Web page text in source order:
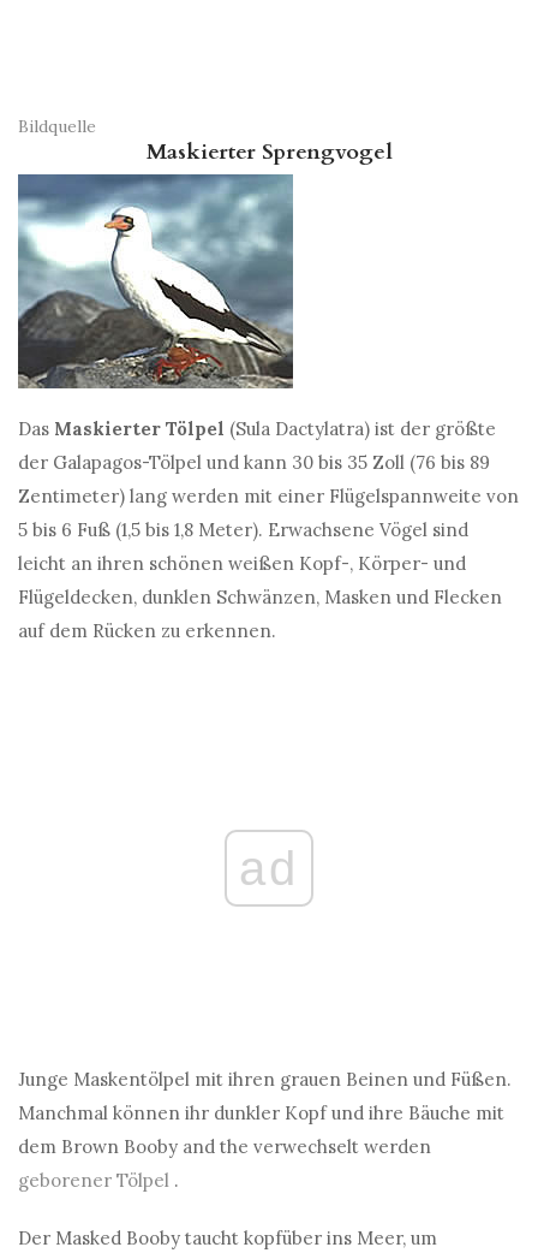
Bildquelle
Maskierter Sprengvogel
Das Maskierter Tölpel (Sula Dactylatra) ist der größte
der Galapagos-Tölpel und kann 30 bis 35 Zoll (76 bis 89
Zentimeter) lang werden mit einer Flügelspannweite von
5 bis 6 Fuß (1,5 bis 1,8 Meter). Erwachsene Vögel sind
leicht an ihren schönen weißen Kopf-, Körper- und
Flügeldecken, dunklen Schwänzen, Masken und Flecken
auf dem Rücken zu erkennen.
ad
Junge Maskentölpel mit ihren grauen Beinen und Füßen.
Manchmal können ihr dunkler Kopf und ihre Bäuche mit
dem Brown Booby and the verwechselt werden
geborener Tölpel .
Der Masked Booby taucht kopfüber ins Meer, um